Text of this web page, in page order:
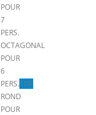
POUR
7
PERS.
OCTAGONAL
POUR
6
PERS.TOP
ROND
POUR